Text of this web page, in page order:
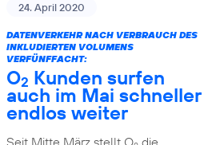
24. April 2020
DATENVERKEHR NACH VERBRAUCH DES
INKLUDIERTEN VOLUMENS
VERFÜNFFACHT:
O2 Kunden surfen
auch im Mai schneller
endlos weiter
Seit Mitte März stellt O die